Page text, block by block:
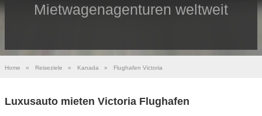
Mietwagenagenturen weltweit
Home » Reiseziele » Kanada » Flughafen Victoria
Luxusauto mieten Victoria Flughafen